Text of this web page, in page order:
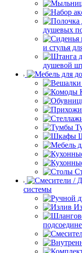
душевых
и стулья
душевой
системы